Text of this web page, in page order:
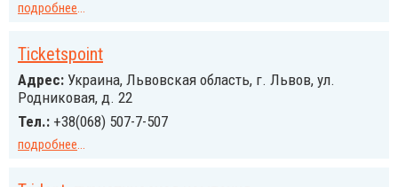
подробнее...
Ticketspoint
Адрес: Украина, Львовская область, г. Львов, ул.
Родниковая, д. 22
Тел.: +38(068) 507-7-507
подробнее...